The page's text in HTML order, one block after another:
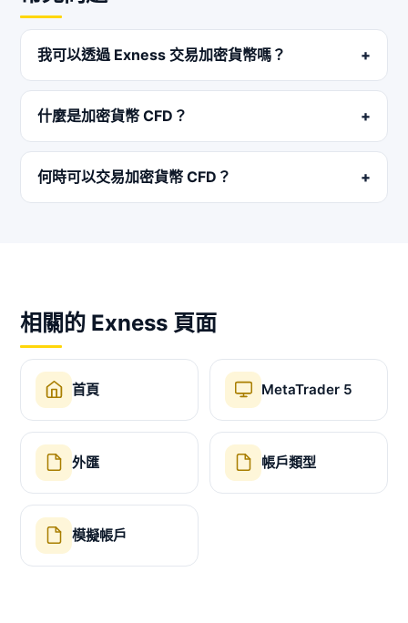
我可以透過 Exness 交易加密貨幣嗎？
什麼是加密貨幣 CFD？
何時可以交易加密貨幣 CFD？
相關的 Exness 頁面
首頁 MetaTrader 5
外匯 帳戶類型
模擬帳戶